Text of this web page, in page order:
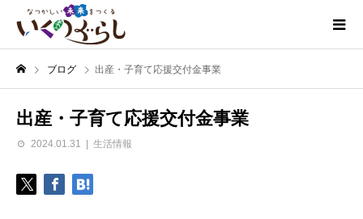
ブログ 出産・子育て応援交付金事業
出産・子育て応援交付金事業
2024.01.31 生活情報